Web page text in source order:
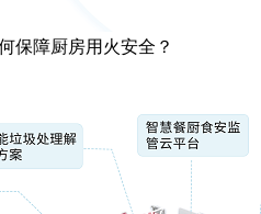
保障厨房用火安全？